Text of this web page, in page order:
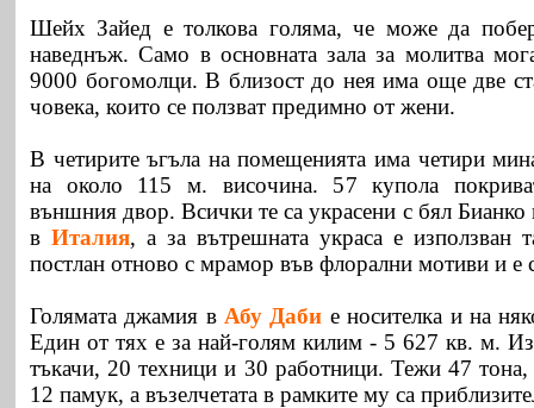
Шейх Зайед е толкова голяма, че може да
наведнъж. Само в основната зала за молитва
9000 богомолци. В близост до нея има още две
човека, които се ползват предимно от жени.
В четирите ъгъла на помещенията има четири
на около 115 м. височина. 57 купола
външния двор. Всички те са украсени с бял
в Италия, а за вътрешната украса е използван
постлан отново с мрамор във флорални мотиви и
Голямата джамия в Абу Даби е носителка и на
Един от тях е за най-голям килим - 5 627 кв. м.
тъкачи, 20 техници и 30 работници. Тежи 47
12 памук, а възелчетата в рамките му са